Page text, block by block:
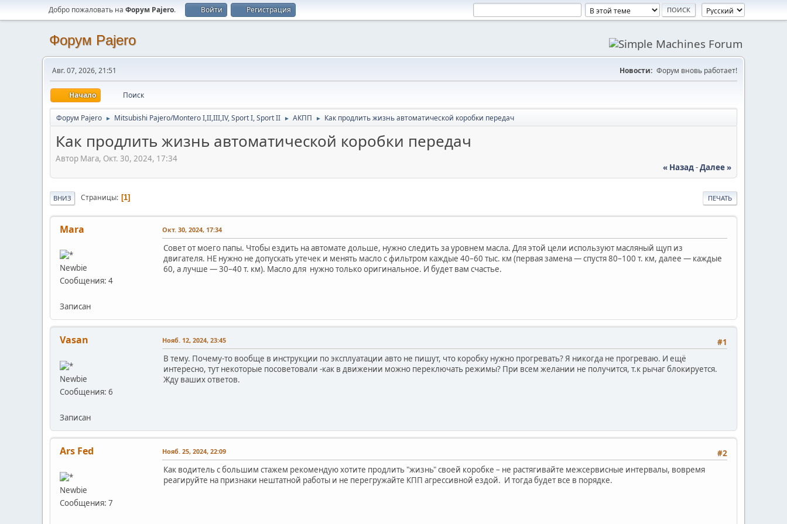
Добро пожаловать на Форум Pajero. Войти Регистрация
Форум Pajero
Авг. 07, 2026, 21:51 Новости: Форум вновь работает!
Начало Поиск
Форум Pajero ► Mitsubishi Pajero/Montero I,II,III,IV, Sport I, Sport II ► АКПП ► Как продлить жизнь автоматической коробки передач
Как продлить жизнь автоматической коробки передач
Автор Mara, Окт. 30, 2024, 17:34
« Назад-Далее »
ПЕЧАТЬ
ВНИЗ Страницы 1
Mara
Newbie
Сообщения: 4
Записан
Окт. 30, 2024, 17:34
Совет от моего папы. Чтобы ездить на автомате дольше, нужно следить за уровнем масла. Для этой цели используют масляный щуп из
двигателя. НЕ нужно не допускать утечек и менять масло с фильтром каждые 40–60 тыс. км (первая замена — спустя 80–100 т. км, далее — каждые
60, а лучше — 30–40 т. км). Масло для нужно только оригинальное. И будет вам счастье.
Vasan
Newbie
Сообщения: 6
Записан
#1
Нояб. 12, 2024, 23:45
В тему. Почему-то вообще в инструкции по эксплуатации авто не пишут, что коробку нужно прогревать? Я никогда не прогреваю. И ещё
интересно, тут некоторые посоветовали -как в движении можно переключать режимы? При всем желании не получится, т.к рычаг блокируется.
Жду ваших ответов.
Ars Fed
Newbie
Сообщения: 7
#2
Нояб. 25, 2024, 22:09
Как водитель с большим стажем рекомендую хотите продлить "жизнь" своей коробке – не растягивайте межсервисные интервалы, вовремя
реагируйте на признаки нештатной работы и не перегружайте КПП агрессивной ездой. И тогда будет все в порядке.